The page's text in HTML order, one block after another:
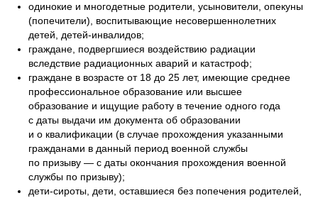
одинокие и многодетные родители, усыновители, опекуны
(попечители), воспитывающие несовершеннолетних
детей, детей-инвалидов;
граждане, подвергшиеся воздействию радиации
вследствие радиационных аварий и катастроф;
граждане в возрасте от 18 до 25 лет, имеющие среднее
профессиональное образование или высшее
образование и ищущие работу в течение одного года
с даты выдачи им документа об образовании
и о квалификации (в случае прохождения указанными
гражданами в данный период военной службы
по призыву — с даты окончания прохождения военной
службы по призыву);
дети-сироты, дети, оставшиеся без попечения родителей,